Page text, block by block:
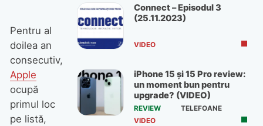
Pentru al
doilea an
consecutiv,
Apple
ocupă
primul loc
pe listă,
Connect – Episodul 3
(25.11.2023)
VIDEO
iPhone 15 și 15 Pro review:
un moment bun pentru
upgrade? (VIDEO)
REVIEW
TELEFOANE
VIDEO